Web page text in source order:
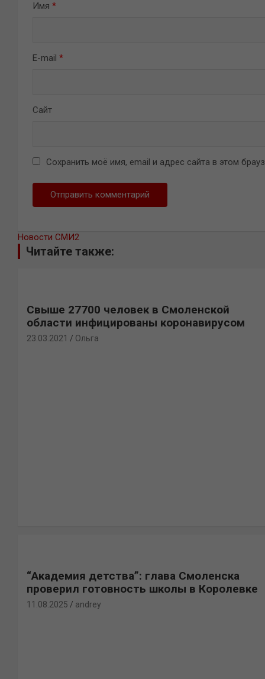
Имя *
E-mail *
Сайт
Сохранить моё имя, email и адрес сайта в этом
Новости СМИ2
Читайте также:
Свыше 27700 человек в Смоленской
области инфицированы коронавирусом
23.03.2021 Ольга
“Академия детства”: глава Смоленска
проверил готовность школы в Королевке
11.08.2025 andrey